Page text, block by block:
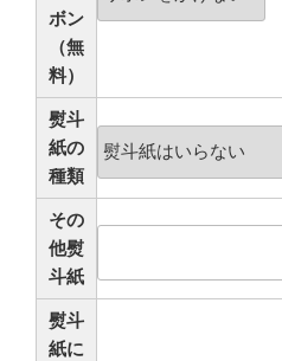
ボン
（無
料）
熨斗
紙の
種類
その
他熨
斗紙
熨斗
紙に